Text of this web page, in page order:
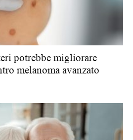
potrebbe migliorare
melanoma avanzato